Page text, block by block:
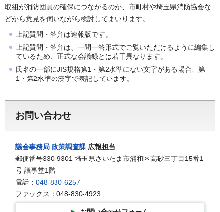
取組が消防団員の確保につながるのか、市町村や埼玉県消防協会な
どから意見を伺いながら検討してまいります。
上記質問・答弁は速報版です。
上記質問・答弁は、一問一答形式でご覧いただけるように編集し
ているため、正式な会議録とは若干異なります。
氏名の一部にJIS規格第1・第2水準にない文字がある場合、第
1・第2水準の漢字で表記しています。
お問い合わせ
議会事務局 政策調査課 広報担当
郵便番号330-9301 埼玉県さいたま市浦和区高砂三丁目15番1
号 議事堂1階
電話： 048-830-6257
ファックス：048-830-4923